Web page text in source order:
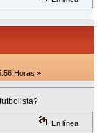
Horas »
En línea